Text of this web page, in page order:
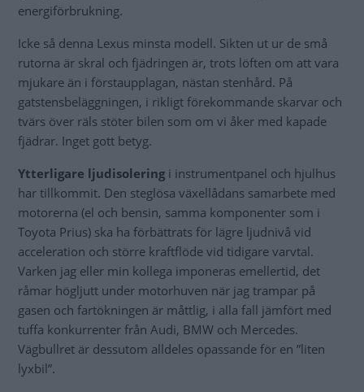
energiförbrukning.
Icke så denna Lexus minsta modell. Sikten ut ur de små
rutorna är skral och fjädringen är, trots löften om att vara
mjukare än i förstaupplagan, nästan stenhård. På
gatstensbeläggningen, i rikligt förekommande skarvar och
tvärs över räls stöter bilen som om vi åker med kapade
fjädrar. Inget gott betyg.
Ytterligare ljudisolering i instrumentpanel och hjulhus
har tillkommit. Den steglösa växellådans samarbete med
motorerna (el och bensin, samma komponenter som i
Toyota Prius) ska ha förbättrats för lägre ljudnivå vid
acceleration och större kraftflöde vid tidigare varvtal.
Varken jag eller min kollega imponeras emellertid, det
råmar högljutt under motorhuven när jag trampar på
gasen och fartökningen är måttlig, i alla fall jämfört med
tuffa konkurrenter från Audi, BMW och Mercedes.
Vägbullret är dessutom alldeles opassande för en ”liten
lyxbil”.